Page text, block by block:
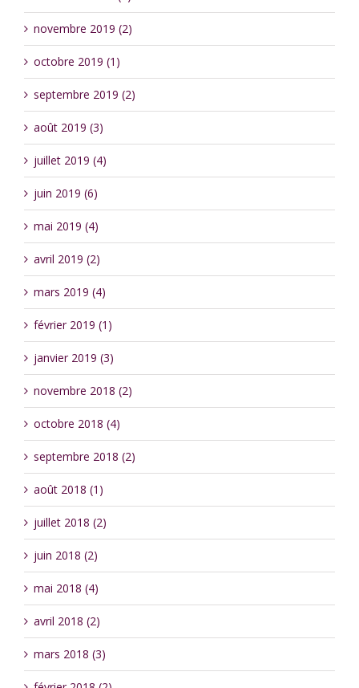
novembre 2019 (2)
octobre 2019 (1)
septembre 2019 (2)
août 2019 (3)
juillet 2019 (4)
juin 2019 (6)
mai 2019 (4)
avril 2019 (2)
mars 2019 (4)
février 2019 (1)
janvier 2019 (3)
novembre 2018 (2)
octobre 2018 (4)
septembre 2018 (2)
août 2018 (1)
juillet 2018 (2)
juin 2018 (2)
mai 2018 (4)
avril 2018 (2)
mars 2018 (3)